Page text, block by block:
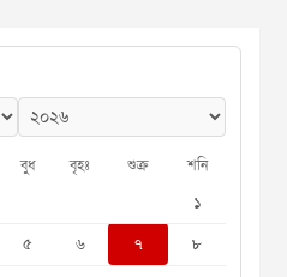
বুধ বৃহঃ শুক্র শনি
১
৫ ৬ ৭
৮